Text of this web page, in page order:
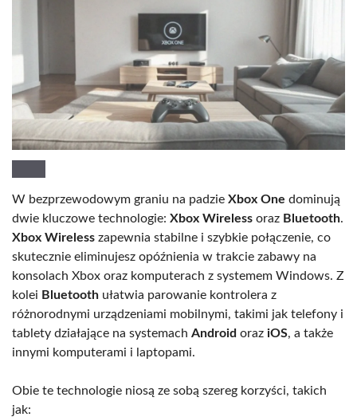
W bezprzewodowym graniu na padzie Xbox One dominują
dwie kluczowe technologie: Xbox Wireless oraz Bluetooth.
Xbox Wireless zapewnia stabilne i szybkie połączenie, co
skutecznie eliminujesz opóźnienia w trakcie zabawy na
konsolach Xbox oraz komputerach z systemem Windows. Z
kolei Bluetooth ułatwia parowanie kontrolera z
różnorodnymi urządzeniami mobilnymi, takimi jak telefony i
tablety działające na systemach Android oraz iOS, a także
innymi komputerami i laptopami.
Obie te technologie niosą ze sobą szereg korzyści, takich
jak: